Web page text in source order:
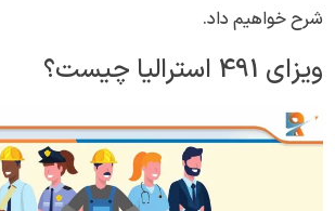
شرح خواهیم داد.
ویزای 491 استرالیا چیست؟